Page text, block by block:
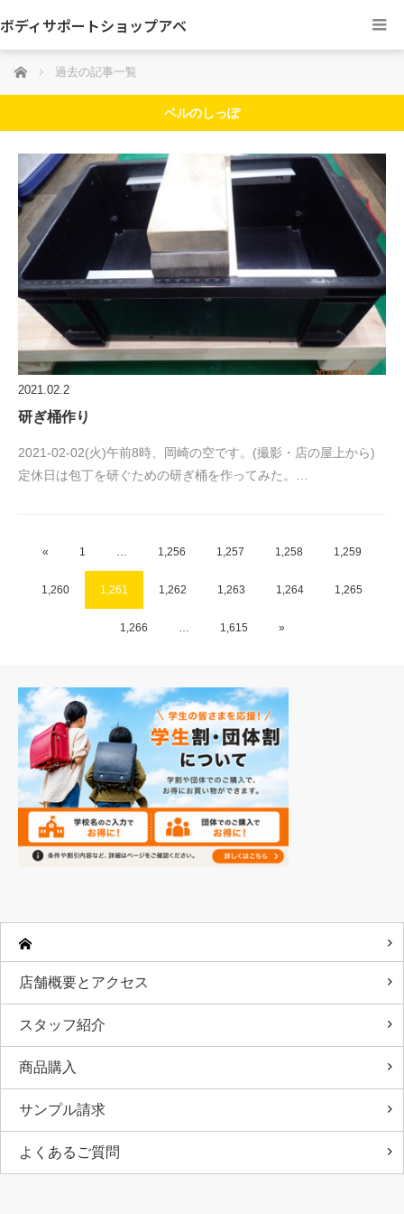
ボディサポートショップアベ
ホーム 過去の記事一覧
ベルのしっぽ
2021.02.2
研ぎ桶作り
2021-02-02(火)午前8時、岡崎の空です。(撮影・店の屋上から)
定休日は包丁を研ぐための研ぎ桶を作ってみた。…
« 1 1,256 1,257 1,258 1,259
1,260 1,261 1,262 1,263 1,264 1,265
1,266 1,615 »
店舗概要とアクセス
スタッフ紹介
商品購入
サンプル請求
よくあるご質問